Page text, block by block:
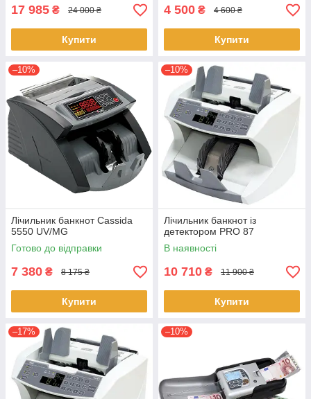
17 985 ₴ 24 000 ₴
Купити
4 500 ₴ 4 600 ₴
Купити
–10%
Лічильник банкнот Cassida
5550 UV/MG
Готово до відправки
7 380 ₴ 8 175 ₴
Купити
–10%
Лічильник банкнот із
детектором PRO 87
В наявності
10 710 ₴ 11 900 ₴
Купити
–17% –10%